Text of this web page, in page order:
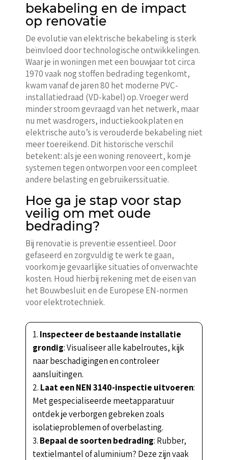
bekabeling en de impact
op renovatie
De evolutie van elektrische bekabeling is sterk
beïnvloed door technologische ontwikkelingen.
Waar je in woningen met een bouwjaar tot circa
1970 vaak nog stoffen bedrading tegenkomt,
kwam vanaf de jaren 80 het moderne PVC-
installatiedraad (VD-kabel) op. Vroeger werd
minder stroom gevraagd van het netwerk, maar
nu met wasdrogers, inductiekookplaten en
elektrische auto’s is verouderde bekabeling niet
meer toereikend. Dit historische verschil
betekent: als je een woning renoveert, kom je
systemen tegen ontworpen voor een compleet
andere belasting en gebruikerssituatie.
Hoe ga je stap voor stap
veilig om met oude
bedrading?
Bij renovatie is preventie essentieel. Door
gefaseerd en zorgvuldig te werk te gaan,
voorkom je gevaarlijke situaties of onverwachte
kosten. Houd hierbij rekening met de eisen van
het Bouwbesluit en de Europese EN-normen
voor elektrotechniek.
Inspecteer de bestaande installatie
grondig: Visualiseer alle kabelroutes, kijk
naar beschadigingen en controleer
aansluitingen.
Laat een NEN 3140-inspectie uitvoeren:
Met gespecialiseerde meetapparatuur
ontdek je verborgen gebreken zoals
isolatieproblemen of overbelasting.
Bepaal de soorten bedrading: Rubber,
textielmantel of aluminium? Deze zijn vaak